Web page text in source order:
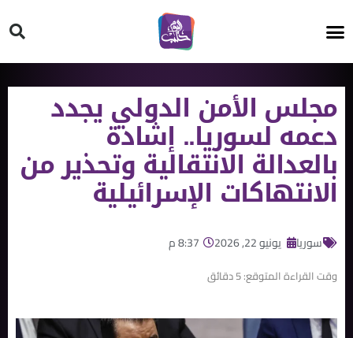
مجلس الأمن الدولي يجدد
دعمه لسوريا.. إشادة
بالعدالة الانتقالية وتحذير من
الانتهاكات الإسرائيلية
سوريا يونيو 22, 2026 8:37 م
وقت القراءة المتوقع:5دقائق